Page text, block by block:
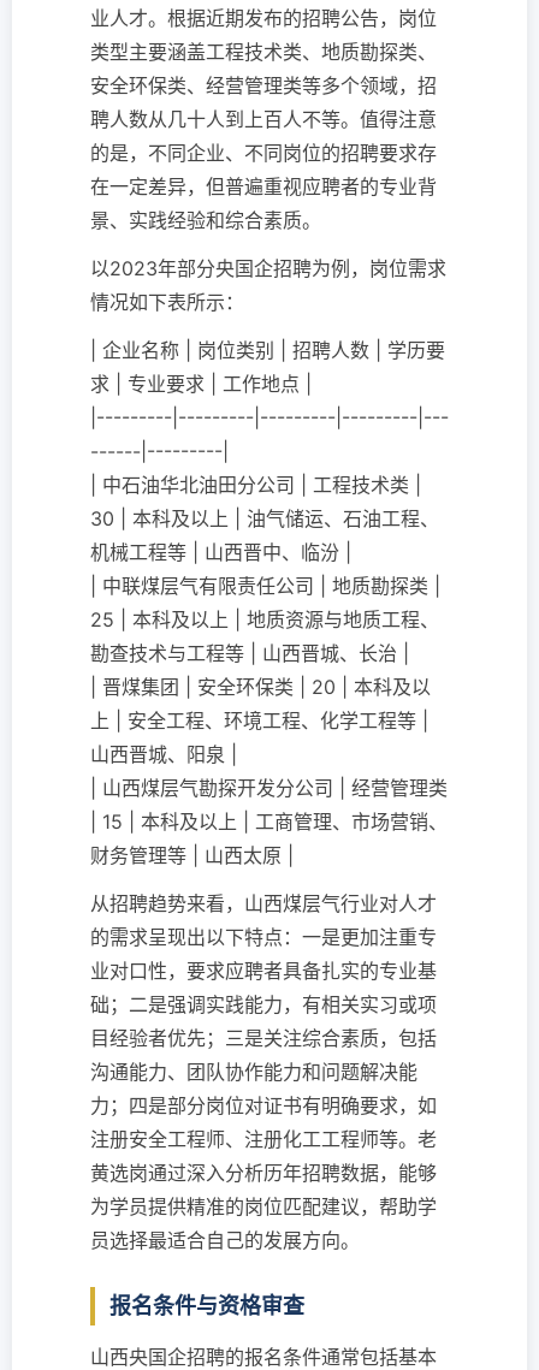
业人才。根据近期发布的招聘公告，岗位
类型主要涵盖工程技术类、地质勘探类、
安全环保类、经营管理类等多个领域，招
聘人数从几十人到上百人不等。值得注意
的是，不同企业、不同岗位的招聘要求存
在一定差异，但普遍重视应聘者的专业背
景、实践经验和综合素质。
以2023年部分央国企招聘为例，岗位需求
情况如下表所示：
| 企业名称 | 岗位类别 | 招聘人数 | 学历要
求 | 专业要求 | 工作地点 |
|---------|---------|---------|---------|---
------|---------|
| 中石油华北油田分公司 | 工程技术类 |
30 | 本科及以上 | 油气储运、石油工程、
机械工程等 | 山西晋中、临汾 |
| 中联煤层气有限责任公司 | 地质勘探类 |
25 | 本科及以上 | 地质资源与地质工程、
勘查技术与工程等 | 山西晋城、长治 |
| 晋煤集团 | 安全环保类 | 20 | 本科及以
上 | 安全工程、环境工程、化学工程等 |
山西晋城、阳泉 |
| 山西煤层气勘探开发分公司 | 经营管理类
| 15 | 本科及以上 | 工商管理、市场营销、
财务管理等 | 山西太原 |
从招聘趋势来看，山西煤层气行业对人才
的需求呈现出以下特点：一是更加注重专
业对口性，要求应聘者具备扎实的专业基
础；二是强调实践能力，有相关实习或项
目经验者优先；三是关注综合素质，包括
沟通能力、团队协作能力和问题解决能
力；四是部分岗位对证书有明确要求，如
注册安全工程师、注册化工工程师等。老
黄选岗通过深入分析历年招聘数据，能够
为学员提供精准的岗位匹配建议，帮助学
员选择最适合自己的发展方向。
报名条件与资格审查
山西央国企招聘的报名条件通常包括基本